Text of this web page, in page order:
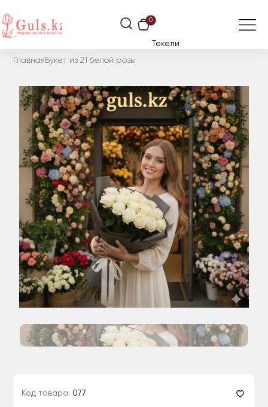
0
Текели
Главная Букет из 21 белой розы
Код товара: 077